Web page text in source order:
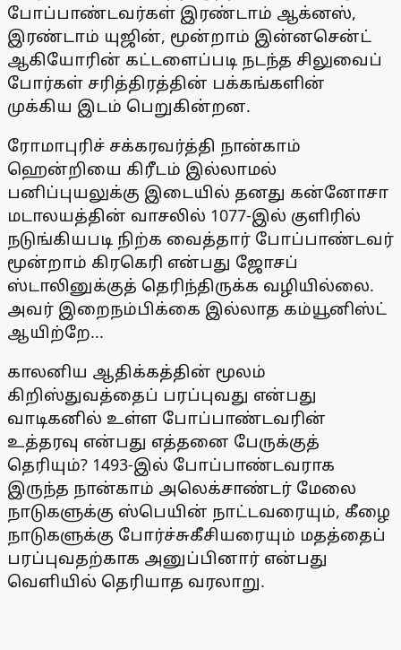
போப்பாண்டவர்கள் இரண்டாம் ஆக்னஸ்,
இரண்டாம் யுஜின், மூன்றாம் இன்னசென்ட்
ஆகியோரின் கட்டளைப்படி நடந்த சிலுவைப்
போர்கள் சரித்திரத்தின் பக்கங்களின்
முக்கிய இடம் பெறுகின்றன.
ரோமாபுரிச் சக்கரவர்த்தி நான்காம்
ஹென்றியை கிரீடம் இல்லாமல்
பனிப்புயலுக்கு இடையில் தனது கன்னோசா
மடாலயத்தின் வாசலில் 1077-இல் குளிரில்
நடுங்கியபடி நிற்க வைத்தார் போப்பாண்டவர்
மூன்றாம் கிரகெரி என்பது ஜோசப்
ஸ்டாலினுக்குத் தெரிந்திருக்க வழியில்லை.
அவர் இறைநம்பிக்கை இல்லாத கம்யூனிஸ்ட்
ஆயிற்றே...
காலனிய ஆதிக்கத்தின் மூலம்
கிறிஸ்துவத்தைப் பரப்புவது என்பது
வாடிகனில் உள்ள போப்பாண்டவரின்
உத்தரவு என்பது எத்தனை பேருக்குத்
தெரியும்? 1493-இல் போப்பாண்டவராக
இருந்த நான்காம் அலெக்சாண்டர் மேலை
நாடுகளுக்கு ஸ்பெயின் நாட்டவரையும், கீழை
நாடுகளுக்கு போர்ச்சுகீசியரையும் மதத்தைப்
பரப்புவதற்காக அனுப்பினார் என்பது
வெளியில் தெரியாத வரலாறு.